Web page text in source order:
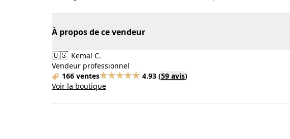
À propos de ce vendeur
🇺🇸 Kemal C.
Vendeur professionnel
166 ventes
4.93 (59 avis)
Voir la boutique